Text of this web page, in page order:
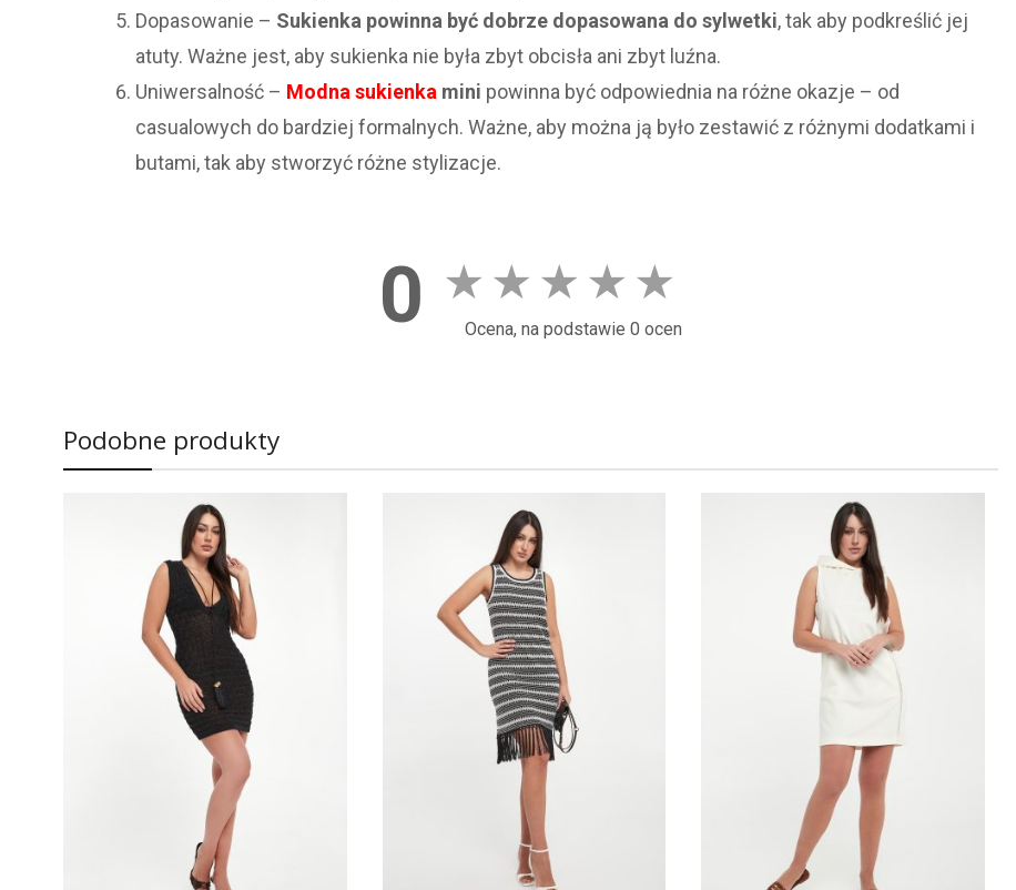
Dopasowanie – Sukienka powinna być dobrze dopasowana do sylwetki, tak aby podkreślić jej
atuty. Ważne jest, aby sukienka nie była zbyt obcisła ani zbyt luźna.
Uniwersalność – Modna sukienka mini powinna być odpowiednia na różne okazje – od
casualowych do bardziej formalnych. Ważne, aby można ją było zestawić z różnymi dodatkami i
butami, tak aby stworzyć różne stylizacje.
0 ★ ★ ★ ★ ★
Ocena, na podstawie 0 ocen
Podobne produkty